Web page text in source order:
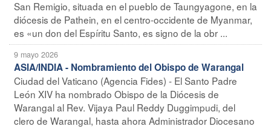
San Remigio, situada en el pueblo de Taungyagone, en la
diócesis de Pathein, en el centro-occidente de Myanmar,
es «un don del Espíritu Santo, es signo de la obr ...
9 mayo 2026
ASIA/INDIA - Nombramiento del Obispo de Warangal
Ciudad del Vaticano (Agencia Fides) - El Santo Padre
León XIV ha nombrado Obispo de la Diócesis de
Warangal al Rev. Vijaya Paul Reddy Duggimpudi, del
clero de Warangal, hasta ahora Administrador Diocesano